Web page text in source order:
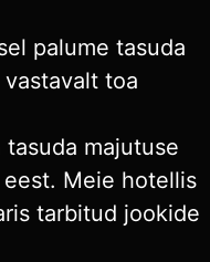
palume tasuda
toa
majutuse
Meie hotellis
tarbitud jookide